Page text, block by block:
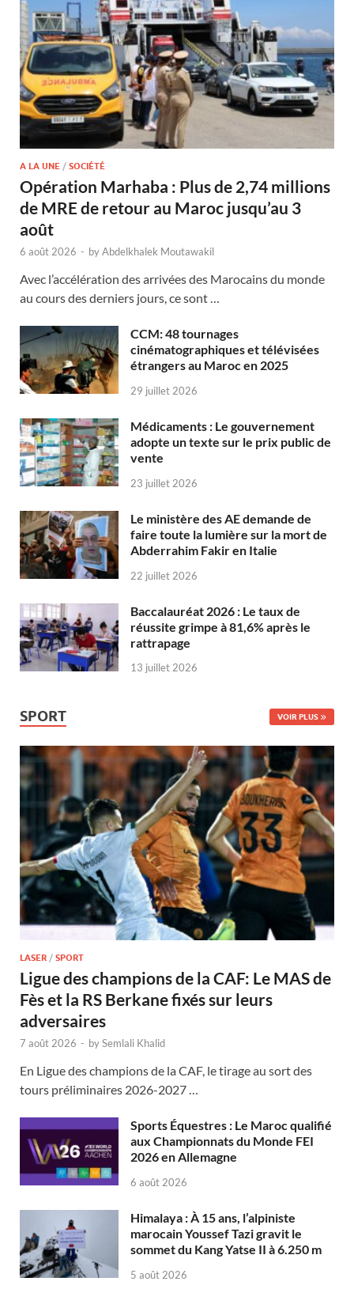
A LA UNE / SOCIÉTÉ
Opération Marhaba : Plus de 2,74 millions
de MRE de retour au Maroc jusqu’au 3
août
6 août 2026 - byAbdelkhalek Moutawakil
Avec l’accélération des arrivées des Marocains du monde
au cours des derniers jours, ce sont …
CCM: 48 tournages
cinématographiques et télévisées
étrangers au Maroc en 2025
29 juillet 2026
Médicaments : Le gouvernement
adopte un texte sur le prix public de
vente
23 juillet 2026
Le ministère des AE demande de
faire toute la lumière sur la mort de
Abderrahim Fakir en Italie
22 juillet 2026
Baccalauréat 2026 : Le taux de
réussite grimpe à 81,6% après le
rattrapage
13 juillet 2026
SPORT VOIR PLUS
LASER / SPORT
Ligue des champions de la CAF: Le MAS de
Fès et la RS Berkane fixés sur leurs
adversaires
7 août 2026 - bySemlali Khalid
En Ligue des champions de la CAF, le tirage au sort des
tours préliminaires 2026-2027 …
Sports Équestres : Le Maroc qualifié
aux Championnats du Monde FEI
2026 en Allemagne
6 août 2026
Himalaya : À 15 ans, l’alpiniste
marocain Youssef Tazi gravit le
sommet du Kang Yatse II à 6.250 m
5 août 2026